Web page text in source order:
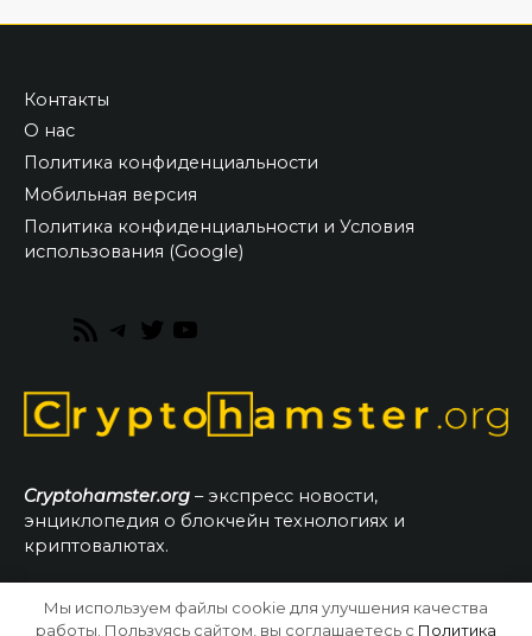
Контакты
О нас
Политика конфиденциальности
Мобильная версия
Политика конфиденциальности и Условия
использования (Google)
RSS
Telegram
Twitter
Cryptohamster.org – экспресс новости,
энциклопедия о блокчейн технологиях и
криптовалютах.
© 2026 CryptoHamster.org
Мы используем файлы cookie для улучшения качества
работы. Пользуясь сайтом, вы соглашаетесь с Политика